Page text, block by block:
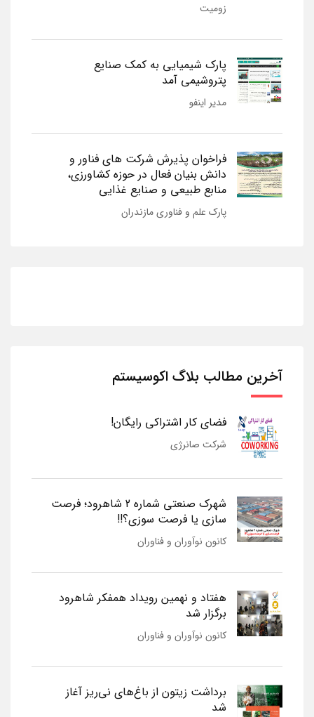
زومیت
پارک شیمیایی به کمک صنایع
پتروشیمی آمد
مدیر اینفو
فراخوان پذیرش شرکت های فناور و
دانش بنیان فعال در حوزه کشاورزی،
منابع طبیعی و صنایع غذایی
پارک علم و فناوری مازندران
آخرین مطالب بلاگ اکوسیستم
فضای کار اشتراکی رایگان!
شرکت صانرژی
شهرک صنعتی شماره 2 شاهرود؛ فرصت
سازی یا فرصت سوزی؟!!
کانون نوآوران و فناوران
هفتاد و نهمین رویداد همفکر شاهرود
برگزار شد
کانون نوآوران و فناوران
برداشت زیتون از باغ‌های نی‌ریز آغاز
شد